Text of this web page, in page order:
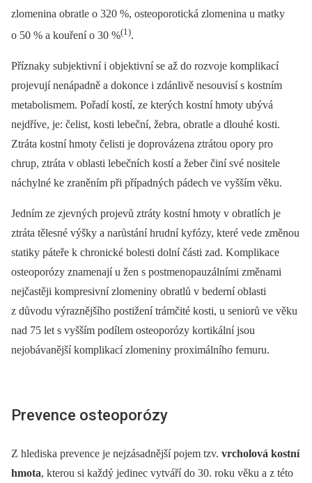
zlomenina obratle o 320 %, osteoporotická zlomenina u matky
o 50 % a kouření o 30 %(1).
Příznaky subjektivní i objektivní se až do rozvoje komplikací
projevují nenápadně a dokonce i zdánlivě nesouvisí s kostním
metabolismem. Pořadí kostí, ze kterých kostní hmoty ubývá
nejdříve, je: čelist, kosti lebeční, žebra, obratle a dlouhé kosti.
Ztráta kostní hmoty čelisti je doprovázena ztrátou opory pro
chrup, ztráta v oblasti lebečních kostí a žeber činí své nositele
náchylné ke zraněním při případných pádech ve vyšším věku.
Jedním ze zjevných projevů ztráty kostní hmoty v obratlích je
ztráta tělesné výšky a narůstání hrudní kyfózy, které vede změnou
statiky páteře k chronické bolesti dolní části zad. Komplikace
osteoporózy znamenají u žen s postmenopauzálními změnami
nejčastěji kompresivní zlomeniny obratlů v bederní oblasti
z důvodu výraznějšího postižení trámčité kosti, u seniorů ve věku
nad 75 let s vyšším podílem osteoporózy kortikální jsou
nejobávanější komplikací zlomeniny proximálního femuru.
Prevence osteoporózy
Z hlediska prevence je nejzásadnější pojem tzv. vrcholová kostní
hmota, kterou si každý jedinec vytváří do 30. roku věku a z této